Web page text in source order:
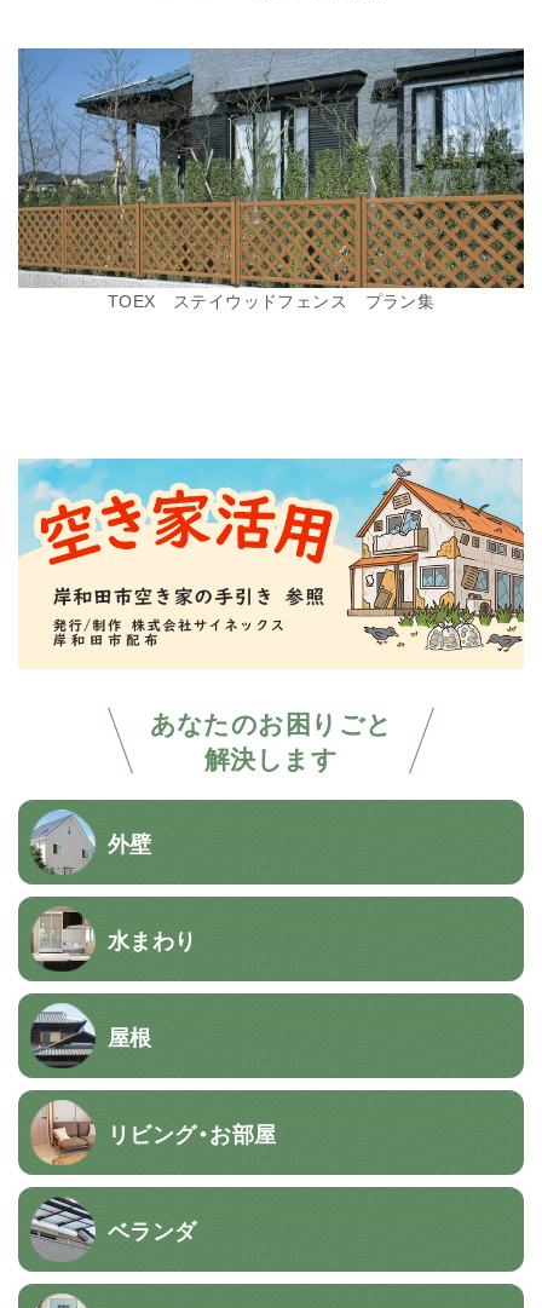
あなたのお困りごと
解決します
外壁
水まわり
屋根
リビング・お部屋
ベランダ
TOEX ステイウッドフェンス プラン集